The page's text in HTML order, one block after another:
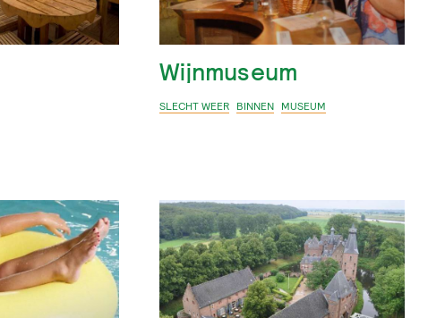
Wijnmuseum
SLECHT WEER BINNEN MUSEUM